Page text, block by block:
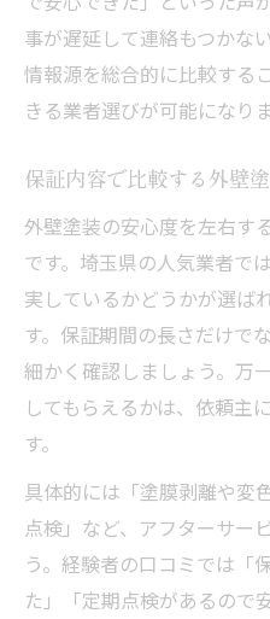
事が遅延して連絡もつかな
情報源を総合的に比較する
きる業者選びが可能になりま
保証内容で比較する外壁
外壁塗装の安心度を左右す
です。埼玉県の人気業者で
実しているかどうかが選ば
す。保証期間の長さだけで
細かく確認しましょう。万
してもらえるかは、依頼主
す。
具体的には「塗膜剥離や変
点検」など、アフターサー
う。経験者の口コミでは「
た」「定期点検があるので